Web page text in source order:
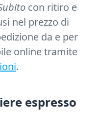
con ritiro e
nel prezzo di
da e per
online tramite
.
espresso